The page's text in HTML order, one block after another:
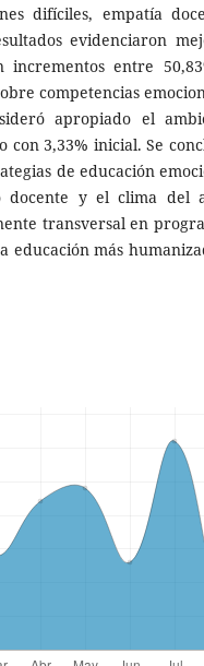
difíciles, empatía
evidenciaron
incrementos entre
competencias
apropiado el
3,33% inicial. Se
de educación
docente y el clima del
transversal en
educación más